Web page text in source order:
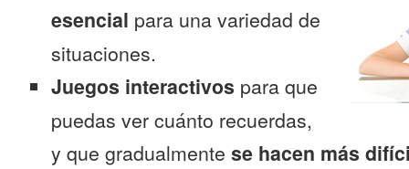
esencial para una variedad de
situaciones.
Juegos interactivos para que
puedas ver cuánto recuerdas,
y que gradualmente se hacen más